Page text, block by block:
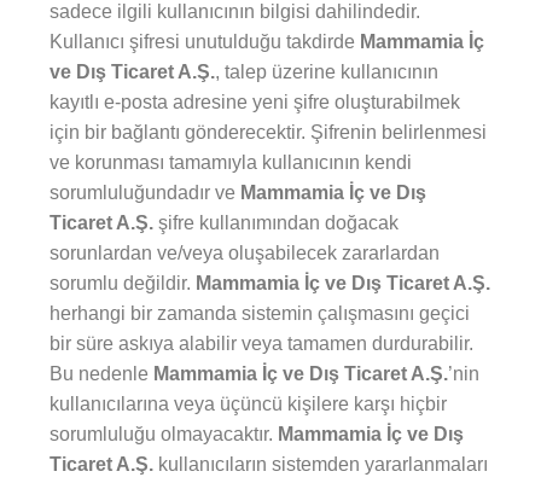
sadece ilgili kullanıcının bilgisi dahilindedir.
Kullanıcı şifresi unutulduğu takdirde Mammamia İç
ve Dış Ticaret A.Ş., talep üzerine kullanıcının
kayıtlı e-posta adresine yeni şifre oluşturabilmek
için bir bağlantı gönderecektir. Şifrenin belirlenmesi
ve korunması tamamıyla kullanıcının kendi
sorumluluğundadır ve Mammamia İç ve Dış
Ticaret A.Ş. şifre kullanımından doğacak
sorunlardan ve/veya oluşabilecek zararlardan
sorumlu değildir. Mammamia İç ve Dış Ticaret A.Ş.
herhangi bir zamanda sistemin çalışmasını geçici
bir süre askıya alabilir veya tamamen durdurabilir.
Bu nedenle Mammamia İç ve Dış Ticaret A.Ş.’nin
kullanıcılarına veya üçüncü kişilere karşı hiçbir
sorumluluğu olmayacaktır. Mammamia İç ve Dış
Ticaret A.Ş. kullanıcıların sistemden yararlanmaları